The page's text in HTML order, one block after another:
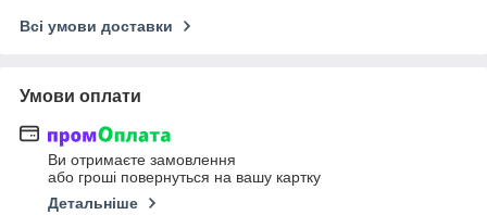
Всі умови доставки
Умови оплати
Ви отримаєте замовлення
або гроші повернуться на вашу картку
Детальніше